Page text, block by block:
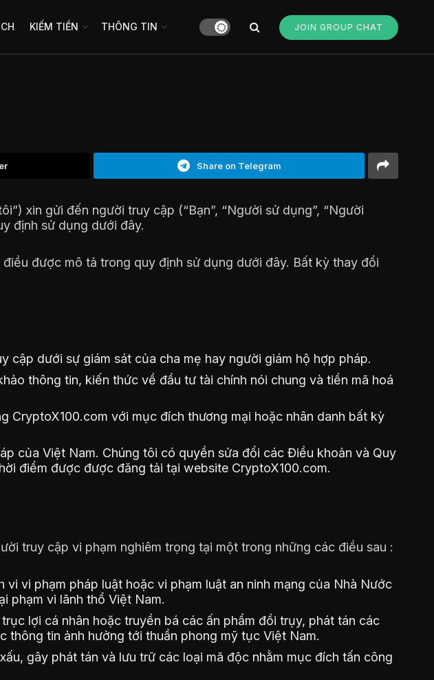
KIẾM TIỀN THÔNG TIN JOIN GROUP CHAT
Share on Telegram
xin gửi đến người truy cập (“Bạn”, “Người sử dụng”, “Người
định sử dụng dưới đây.
được mô tả trong quy định sử dụng dưới đây. Bất kỳ thay đổi
cập dưới sự giám sát của cha mẹ hay người giám hộ hợp pháp.
thông tin, kiến thức về đầu tư tài chính nói chung và tiền mã hoá
CryptoX100.com với mục đích thương mại hoặc nhân danh bất kỳ
của Việt Nam. Chúng tôi có quyền sửa đổi các Điều khoản và Quy
điểm được được đăng tải tại website CryptoX100.com.
truy cập vi phạm nghiêm trọng tại một trong những các điều sau :
vi phạm pháp luật hoặc vi phạm luật an ninh mạng của Nhà Nước
phạm vi lãnh thổ Việt Nam.
lợi cá nhân hoặc truyền bá các ấn phẩm đồi trụy, phát tán các
tin ảnh hưởng tới thuần phong mỹ tục Việt Nam.
gây phát tán và lưu trữ các loại mã độc nhằm mục đích tấn công